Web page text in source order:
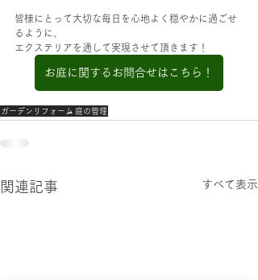
皆様にとって大切な毎日を心地よく穏やかに過ごせ
るように、
エクステリアを通して実現させて頂きます！
お庭に関するお問合せはこちら！
ガーデンリフォーム 庭の管理
関連記事 すべて表示